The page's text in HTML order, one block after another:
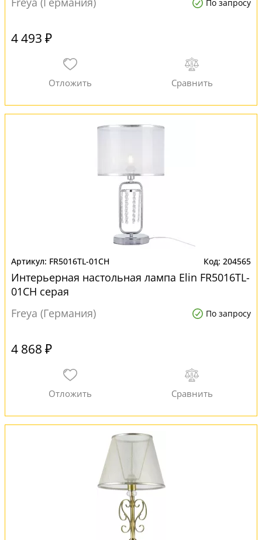
По запросу
4 493 ₽
FR5016TL-01CH 204565
Интерьерная настольная лампа Elin FR5016TL-
01CH серая
Freya (Германия)
По запросу
4 868 ₽